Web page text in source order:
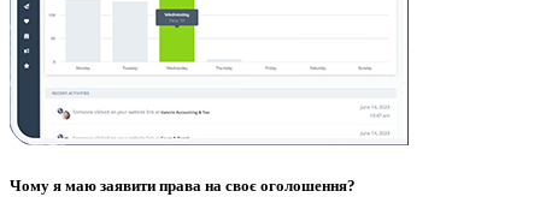
Чому я маю заявити права на своє оголошення?